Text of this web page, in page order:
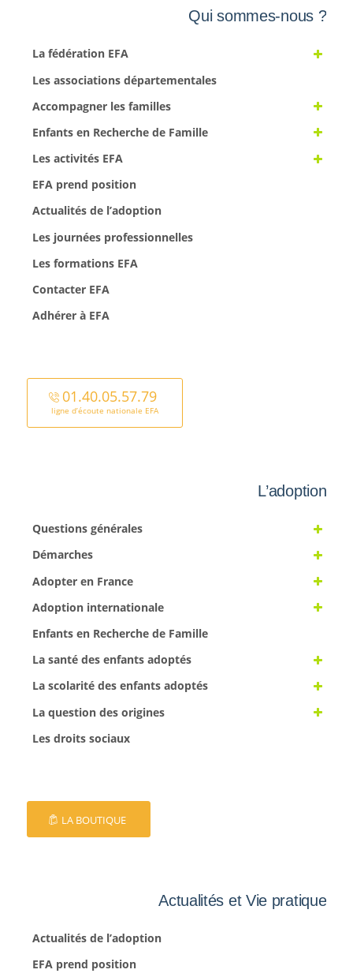
Qui sommes-nous ?
La fédération EFA
Les associations départementales
Accompagner les familles
Enfants en Recherche de Famille
Les activités EFA
EFA prend position
Actualités de l’adoption
Les journées professionnelles
Les formations EFA
Contacter EFA
Adhérer à EFA
01.40.05.57.79
ligne d’écoute nationale EFA
L’adoption
Questions générales
Démarches
Adopter en France
Adoption internationale
Enfants en Recherche de Famille
La santé des enfants adoptés
La scolarité des enfants adoptés
La question des origines
Les droits sociaux
LA BOUTIQUE
Actualités et Vie pratique
Actualités de l’adoption
EFA prend position